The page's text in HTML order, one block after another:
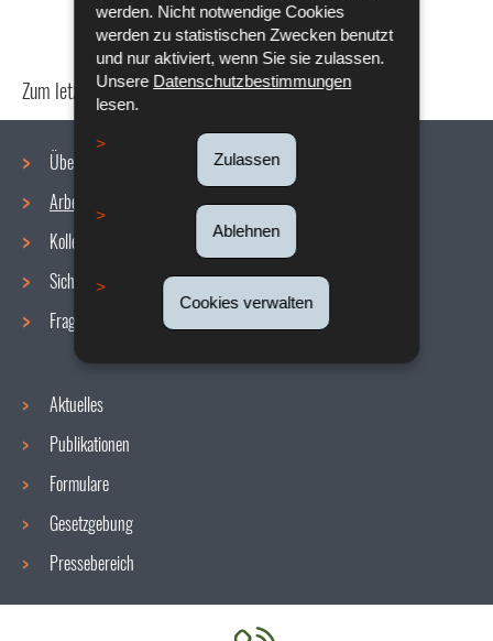
werden. Nicht notwendige Cookies
werden zu statistischen Zwecken benutzt
und nur aktiviert, wenn Sie sie zulassen.
Unsere Datenschutzbestimmungen
lesen.
Zulassen
Ablehnen
Cookies verwalten
Zum letzten Mal aktualisiert am24/04/2024
Navigationsmenü
Über uns
Arbeitsbedingungen
Kollektive Vereinbarungen
Sicherheit/Gesundheit am Arbeitsplatz
Fragen / Antworten
Aktuelles
Publikationen
Formulare
Gesetzgebung
Pressebereich